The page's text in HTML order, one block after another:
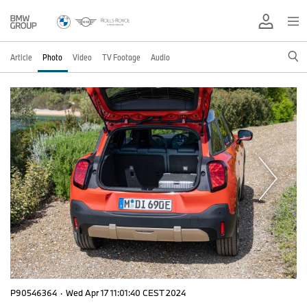
Article Photo Video TV Footage Audio
P90546364 · Wed Apr 17 11:01:40 CEST 2024